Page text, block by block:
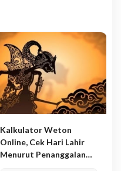
Kalkulator Weton
Online, Cek Hari Lahir
Menurut Penanggalan